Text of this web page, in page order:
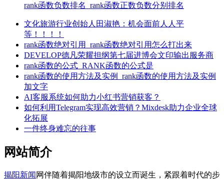
rank函数负数排名_rank函数正数负数分别排名
文化旅游行业创始人田淑艳：机会面前人人平
等！！！！
rank函数绝对引用_rank函数绝对引用怎么打出来
DEVELOP德凡荣耀担纲第七届进博会文印输出服务商
rank函数的公式_RANK函数的公式是
rank函数的使用方法及实例_rank函数的使用方法及实例
加文字
AI客服系统如何助力小红书营销获客？
如何利用Telegram实现高效营销？Mixdesk助力企业全球
化拓展
一件终身难忘的往事
网站简介
揭阳新闻 网伴随着揭阳地级市的设立而诞生，紧跟着时代的步